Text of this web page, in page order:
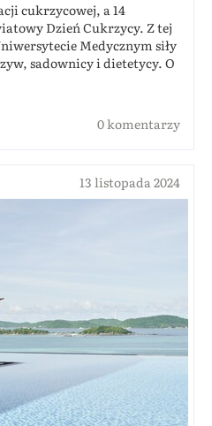
cukrzycowej, a 14
Dzień Cukrzycy. Z tej
Medycznym siły
sadownicy i dietetycy. O
0 komentarzy
13 listopada 2024